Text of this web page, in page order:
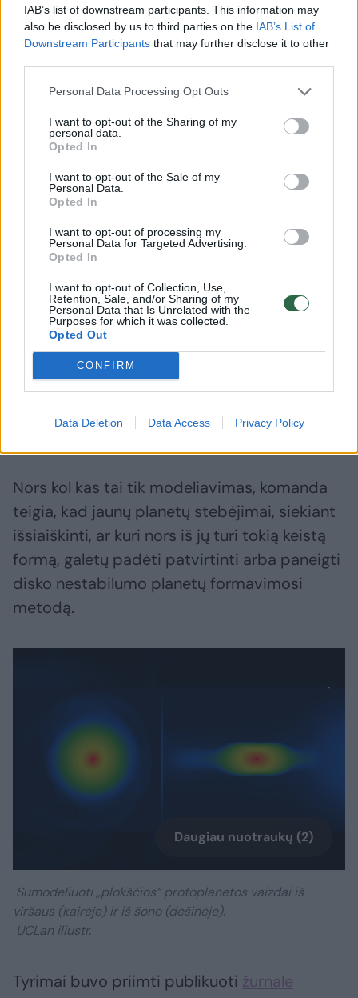
IAB’s list of downstream participants. This information may
also be disclosed by us to third parties on the IAB’s List of
Downstream Participants that may further disclose it to other
Personal Data Processing Opt Outs
I want to opt-out of the Sharing of my
personal data.
Opted In
I want to opt-out of the Sale of my
Personal Data.
Opted In
I want to opt-out of processing my
Personal Data for Targeted Advertising.
Opted In
I want to opt-out of Collection, Use,
Retention, Sale, and/or Sharing of my
Personal Data that Is Unrelated with the
Purposes for which it was collected.
Opted Out
CONFIRM
Data Deletion Data Access Privacy Policy
Kad sužinotų ar Žemė
plokščia, rizikavo gyvybe
Dienos
Žemės
Mokslininkai nustatė, kad kai planetos
formuojasi disko nestabilumo metodu, jos
neauga tolygiai į išorę, visą laiką išlikdamos
rutulio formos, o atvirkščiai – jų poliai
sukaupia daugiau medžiagos nei pusiaujas,
todėl jos išsitempia į „išplokštėjusį sferoidą“,
kuris yra tarsi suploto ovalo formos. Jaunoms
įgauna gerai pažįstamą sferinę formą.
Nors kol kas tai tik modeliavimas, komanda
teigia, kad jaunų planetų stebėjimai, siekiant
išsiaiškinti, ar kuri nors iš jų turi tokią keistą
formą, galėtų padėti patvirtinti arba paneigti
disko nestabilumo planetų formavimosi
metodą.
Daugiau nuotraukų (2)
Sumodeliuoti „plokščios“ protoplanetos vaizdai iš
viršaus (kairėje) ir iš šono (dešinėje).
UCLan iliustr.
Tyrimai buvo priimti publikuoti žurnale